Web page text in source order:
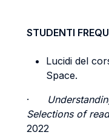
STUDENTI
Lucidi del
Space.
·
Selections of
2022